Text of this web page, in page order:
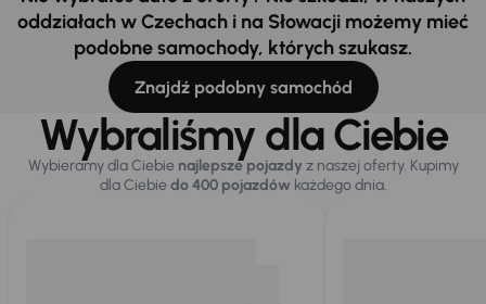
oddziałach w Czechach i na Słowacji możemy mieć
podobne samochody, których szukasz.
Znajdź podobny samochód
Wybraliśmy dla Ciebie
Wybieramy dla Ciebie najlepsze pojazdy z naszej oferty. Kupimy
dla Ciebiedo 400 pojazdówkażdego dnia.